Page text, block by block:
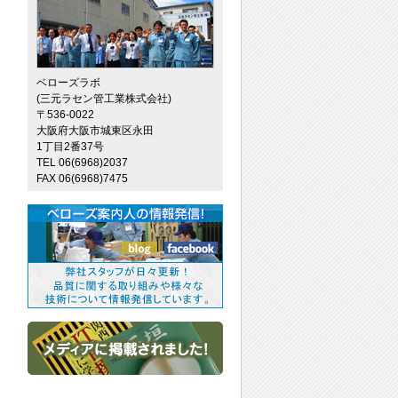
ベローズラボ
(三元ラセン管工業株式会社)
〒536-0022
大阪府大阪市城東区永田
1丁目2番37号
TEL 06(6968)2037
FAX 06(6968)7475